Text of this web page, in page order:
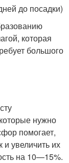
до посадки)
которая
большого
нужно
помогает,
и увеличить их
на 10—15%.